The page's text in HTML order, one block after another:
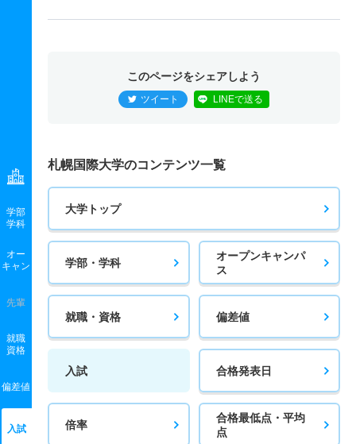
学部
学科
オー
キャン
先輩
就職
資格
偏差値
入試
このページをシェアしよう
ツイート LINEで送る
札幌国際大学のコンテンツ一覧
大学トップ
学部・学科
オープンキャンパ
ス
就職・資格 偏差値
入試 合格発表日
倍率
合格最低点・平均
点